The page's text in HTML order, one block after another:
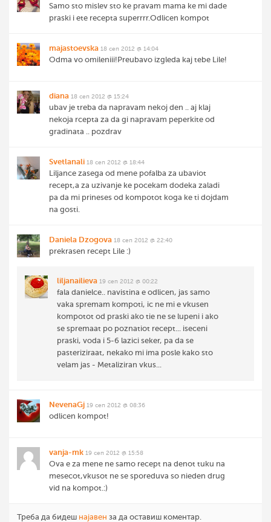
Samo sto mislev sto ke pravam mama ke mi dade
praski i ete recepta superrrr.Odlicen kompot
majastoevska 18 сеп 2012 @ 14:04
Odma vo omileniii!Preubavo izgleda kaj tebe Lile!
diana 18 сеп 2012 @ 15:24
ubav je treba da napravam nekoj den .. aj klaj
nekoja rcepta za da gi napravam peperkite od
gradinata .. pozdrav
Svetlanali 18 сеп 2012 @ 18:44
Liljance zasega od mene pofalba za ubaviot
recept,a za uzivanje ke pocekam dodeka zaladi
pa da mi prineses od kompotot koga ke ti dojdam
na gosti.
Daniela Dzogova 18 сеп 2012 @ 22:40
prekrasen recept Lile :)
liljanailieva 19 сеп 2012 @ 00:22
fala danielce.. navistina e odlicen, jas samo
vaka spremam kompoti, ic ne mi e vkusen
kompotot od praski ako tie ne se lupeni i ako
se spremaat po poznatiot recept... iseceni
praski, voda i 5-6 lazici seker, pa da se
pasteriziraat, nekako mi ima posle kako sto
velam jas - Metaliziran vkus...
NevenaGj 19 сеп 2012 @ 08:36
odlicen kompot!
vanja-mk 19 сеп 2012 @ 15:58
Ova e za mene ne samo recept na denot tuku na
mesecot,vkusot ne se sporeduva so nieden drug
vid na kompot.:)
Треба да бидеш најавен за да оставиш коментар.